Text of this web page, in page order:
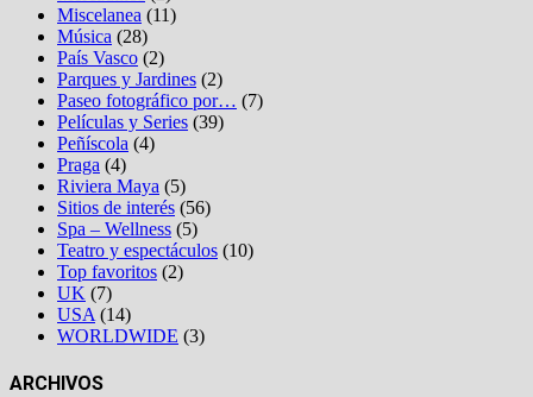
Miscelanea (11)
Música (28)
País Vasco (2)
Parques y Jardines (2)
Paseo fotográfico por… (7)
Películas y Series (39)
Peñíscola (4)
Praga (4)
Riviera Maya (5)
Sitios de interés (56)
Spa – Wellness (5)
Teatro y espectáculos (10)
Top favoritos (2)
UK (7)
USA (14)
WORLDWIDE (3)
ARCHIVOS